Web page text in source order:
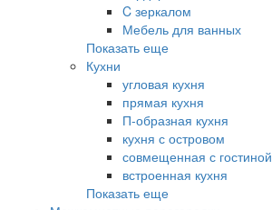
C зеркалом
Мебель для ванных
Показать еще
Кухни
угловая кухня
прямая кухня
П-образная кухня
кухня с островом
совмещенная с гостиной
встроенная кухня
Показать еще